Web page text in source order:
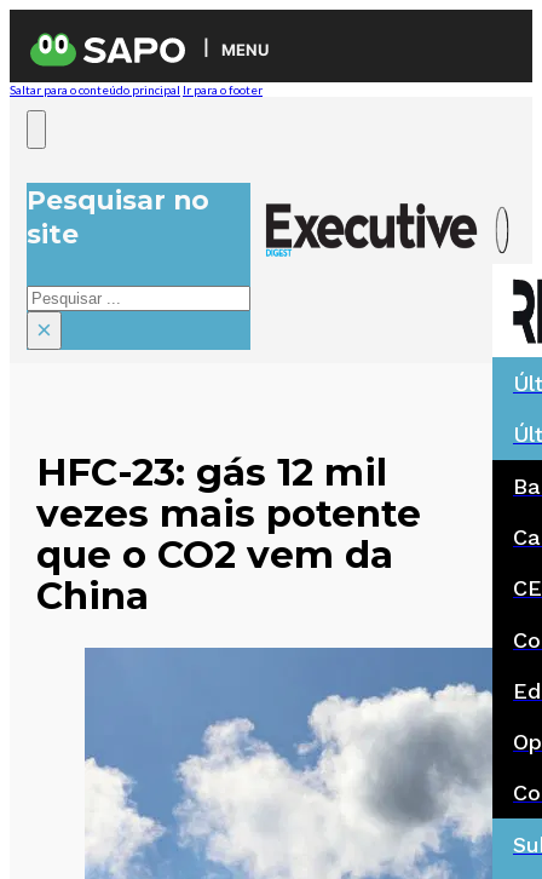
MENU
Saltar para o conteúdo principal Ir para o footer
Pesquisar no
site
Pesquisar
×
HFC-23: gás 12 mil
vezes mais potente
que o CO2 vem da
China